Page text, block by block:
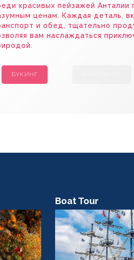
красивых пейзажей Анталии
ценам. Каждая деталь,
и обед, тщательно
вам наслаждаться
БУКИНГ
Boat Tour